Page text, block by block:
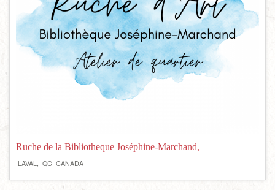
Ruche de la Bibliotheque Joséphine-Marchand,
LAVAL, QC CANADA